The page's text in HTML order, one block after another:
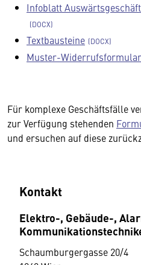
Infoblatt
Textbausteine
Muster-Widerrufsformular
Für komplexe Geschäftsfälle
zur Verfügung stehenden
und ersuchen auf diese
Kontakt
Elektro-, Gebäude-,
Schaumburgergasse 20/4